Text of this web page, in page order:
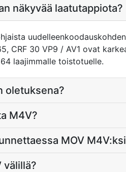
näkyvää laatutappiota?
CRF 30 VP9 / AV1 ovat
laajimmalle toistotuelle.
oletuksena?
M4V?
MOV
välillä?